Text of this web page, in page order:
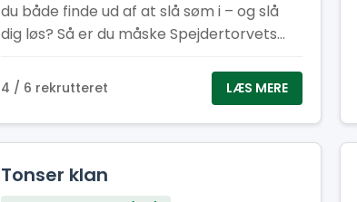
du både finde ud af at slå søm i – og slå
dig løs? Så er du måske Spejdertorvets
tommelfingeren det rigtige sted – og lyst
til at bruge den? Vi søger en frivillig
altmulig‑helt til Spejdertorvet.” 3. “Er du
typen der elsker duften af savsmuld om
morgenen? Bliv vores nye
multihåndværker og gør Spejdertorvet
4 / 6 rekrutteret LÆS MERE
Tonser klan